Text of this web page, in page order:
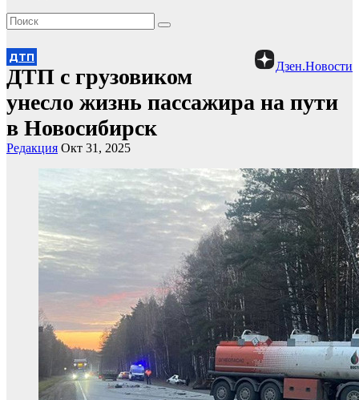
Дзен.Новости
ДТП
ДТП с грузовиком
унесло жизнь пассажира на пути
в Новосибирск
Редакция Окт 31, 2025